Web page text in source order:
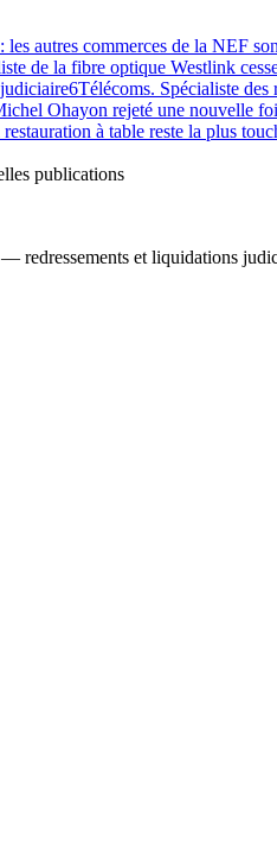
autres commerces de la NEF
de la fibre optique Westlink
6Télécoms. Spécialiste
Ohayon rejeté une nouvelle
à table reste la plus
publications
redressements et liquidations